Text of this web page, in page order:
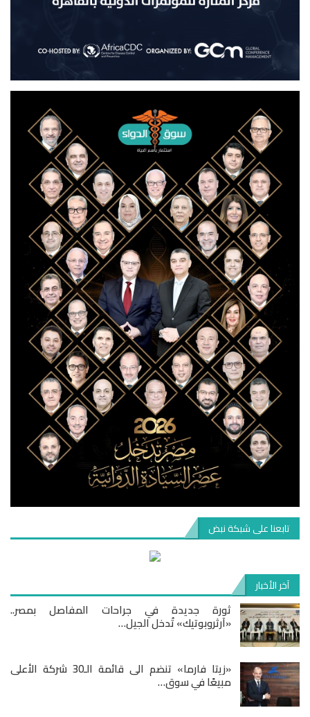
تابعنا على شبكة نبض
آخر الأخبار
ثورة جديدة في جراحات المفاصل بمصر..
«آرثروبوتيك» تُدخل الجيل…
«زيتا فارما» تنضم الى قائمة الـ30 شركة الأعلى
مبيعًا في سوق…